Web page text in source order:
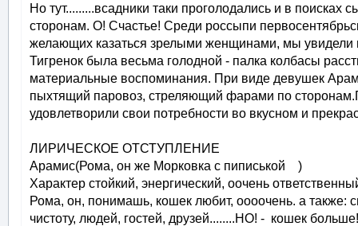
Но тут.........всадники таки проголодались и в
сторонам. О! Счастье! Среди россыпи
желающих казаться зрелыми женщинами, мы увидели
Тигренок была весьма голодной - палка колбасы
материальные воспоминания. При виде девушек
пыхтящий паровоз, стреляющий фарами по
удовлетворили свои потребности во вкусном и
ЛИРИЧЕСКОЕ ОТСТУПЛЕНИЕ
Арамис(Рома, он же Морковка с пиписькой )
Характер стойкий, энергический, оочень
Рома, он, понимашь, кошек любит, оооочень. а также:
чистоту, людей, гостей, друзей........НО! - кошек больше!